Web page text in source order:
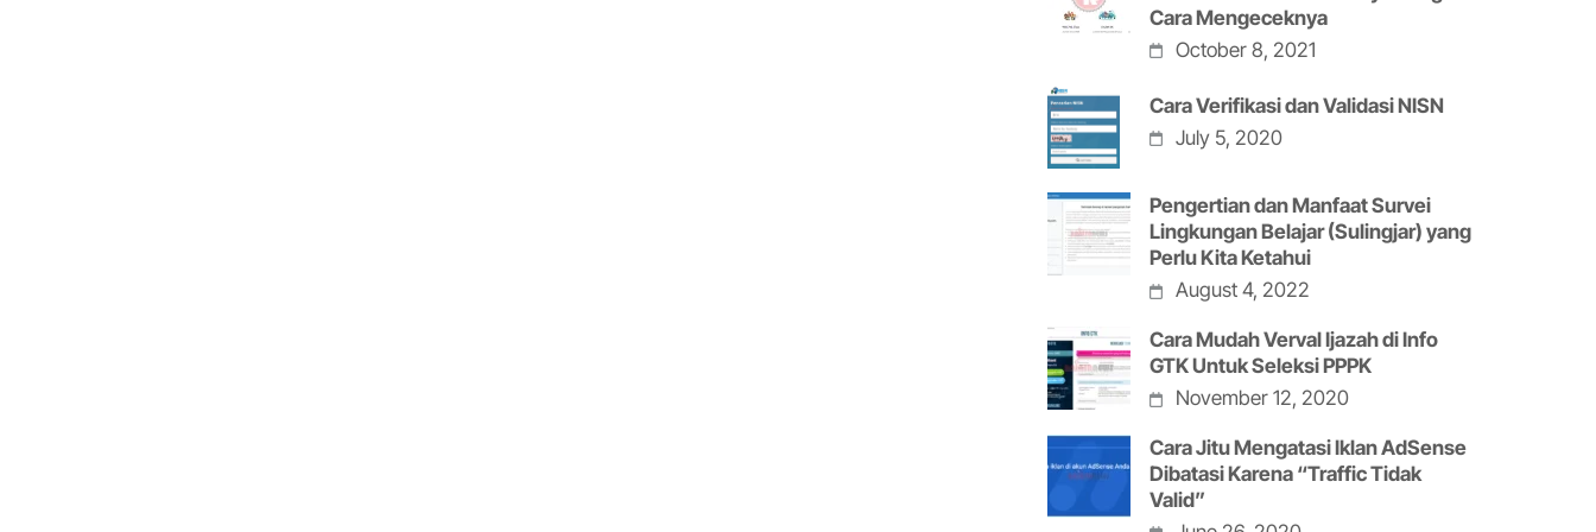
Cara Mengeceknya
October 8, 2021
Cara Verifikasi dan Validasi NISN
July 5, 2020
Pengertian dan Manfaat Survei
Lingkungan Belajar (Sulingjar) yang
Perlu Kita Ketahui
August 4, 2022
Cara Mudah Verval Ijazah di Info
GTK Untuk Seleksi PPPK
November 12, 2020
Cara Jitu Mengatasi Iklan AdSense
Dibatasi Karena “Traffic Tidak
Valid”